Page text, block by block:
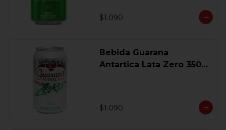
$1.090
Bebida Guarana
Antartica Lata Zero 350
$1.090